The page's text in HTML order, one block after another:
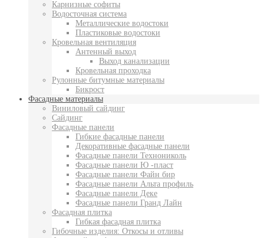
Карнизные софиты
Водосточная система
Металлические водостоки
Пластиковые водостоки
Кровельная вентиляция
Антенный выход
Выход канализации
Кровельная проходка
Рулонные битумные материалы
Бикрост
Фасадные материалы
Виниловый сайдинг
Сайдинг
Фасадные панели
Гибкие фасадные панели
Декоративные фасадные панели
Фасадные панели Технониколь
Фасадные панели Ю -пласт
Фасадные панели Файн бир
Фасадные панели Альта профиль
Фасадные панели Деке
Фасадные панели Гранд Лайн
Фасадная плитка
Гибкая фасадная плитка
Гибочные изделия: Откосы и отливы